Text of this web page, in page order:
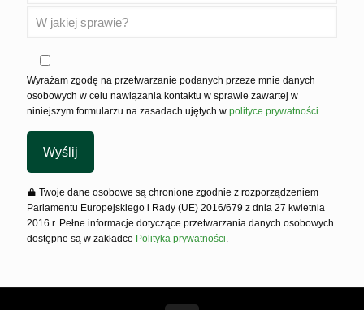
Wyrażam zgodę na przetwarzanie podanych przeze mnie danych
osobowych w celu nawiązania kontaktu w sprawie zawartej w
niniejszym formularzu na zasadach ujętych w polityce prywatności
Twoje dane osobowe są chronione zgodnie z rozporządzeniem
Parlamentu Europejskiego i Rady (UE) 2016/679 z dnia 27 kwietnia
2016 r. Pełne informacje dotyczące przetwarzania danych osobowych
dostępne są w zakładce Polityka prywatności